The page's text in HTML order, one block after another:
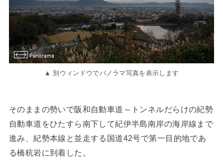
▲ 別ウィンドウでパノラマ写真を表示します
そのままの勢いで阪和自動車道～トンネルだらけの紀勢
自動車道をひたすら南下して紀伊半島南岸の海岸線まで
進み、紀勢本線と並走する国道42号で第一目的地であ
る橋杭岩に到着した。